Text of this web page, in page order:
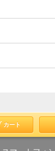
カート